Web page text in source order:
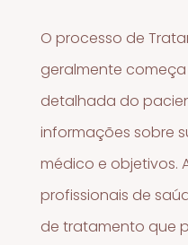
O processo de
geralmente
detalhada do
informações sobre
médico e objetivos.
profissionais de
de tratamento que